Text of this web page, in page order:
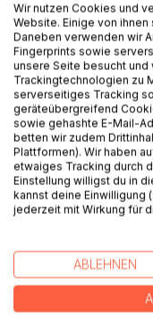
BESCHREIBUNG
Elf Geschichten. Elf
nicht sauber enden.
In Mordlust Love
Eifersucht und die
Schauplätze sind
Bohnerwachs riecht.
alles schluckt, was
Wir nutzen Cookies und
Website. Einige von
Daneben verwenden wir
Fingerprints sowie
unsere Seite besucht
Trackingtechnologien zu
serverseitiges Tracking
geräteübergreifend
sowie gehashte E-Mail-
betten wir zudem
Plattformen). Wir haben
etwaiges Tracking durch
Einstellung willigst du in
kannst deine Einwilligung
jederzeit mit Wirkung für
ABLEHNEN